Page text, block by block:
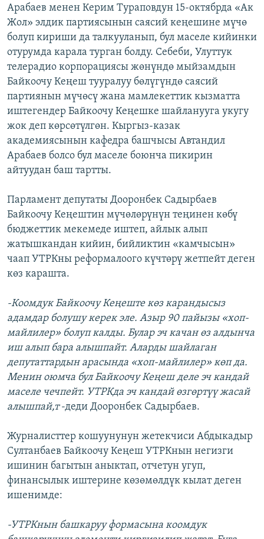
Арабаев менен Керим Тураповдун 15-октябрда «Ак
Жол» элдик партиясынын саясий кеңешине мүчө
болуп кириши да талкууланып, бул маселе кийинки
отурумда карала турган болду. Себеби, Улуттук
телерадио корпорациясы жөнүндө мыйзамдын
Байкоочу Кеңеш тууралуу бөлүгүндө саясий
партиянын мүчөсү жана мамлекеттик кызматта
иштегендер Байкоочу Кеңешке шайланууга укугу
жок деп көрсөтүлгөн. Кыргыз-казак
академиясынын кафедра башчысы Автандил
Арабаев болсо бул маселе боюнча пикирин
айтуудан баш тартты.
Парламент депутаты Дооронбек Садырбаев
Байкоочу Кеңештин мүчөлөрүнүн теңинен көбү
бюджеттик мекемеде иштеп, айлык алып
жатышкандан кийин, бийликтин «камчысын»
чаап УТРКны реформалоого күчтөрү жетпейт деген
көз карашта.
-Коомдук Байкоочу Кеңеште көз карандысыз
адамдар болушу керек эле. Азыр 90 пайызы «хоп-
майлилер» болуп калды. Булар эч качан өз алдынча
иш алып бара алышпайт. Аларды шайлаган
депутаттардын арасында «хоп-майлилер» көп да.
Менин оюмча бул Байкоочу Кеңеш деле эч кандай
маселе чечпейт. УТРКда эч кандай өзгөртүү жасай
алышпай,т-деди Дооронбек Садырбаев.
Журналисттер кошуунунун жетекчиси Абдыкадыр
Султанбаев Байкоочу Кеңеш УТРКнын негизги
ишинин багытын аныктап, отчетун угуп,
финансылык иштерине көзөмөлдүк кылат деген
ишенимде:
-УТРКнын башкаруу формасына коомдук